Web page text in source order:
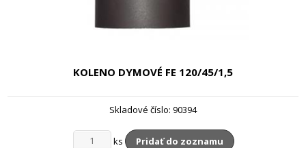
KOLENO DYMOVÉ FE 120/45/1,5
Skladové číslo: 90394
ks Pridať do zoznamu